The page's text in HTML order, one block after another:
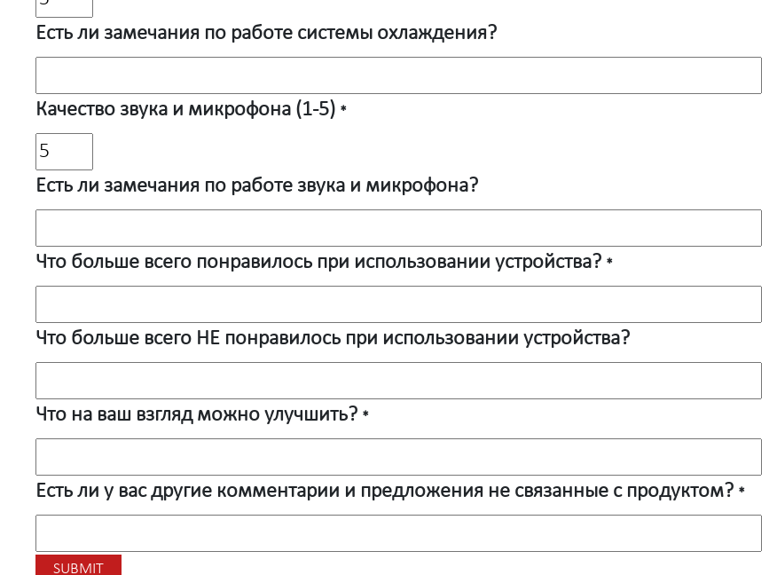
Есть ли замечания по работе системы охлаждения?
Качество звука и микрофона (1-5) *
Есть ли замечания по работе звука и микрофона?
Что больше всего понравилось при использовании устройства? *
Что больше всего НЕ понравилось при использовании устройства?
Что на ваш взгляд можно улучшить? *
Есть ли у вас другие комментарии и предложения не связанные с продуктом? *